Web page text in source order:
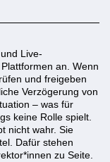
Live-
an. Wenn
und freigeben
Verzögerung von
– was für
keine Rolle spielt.
nicht wahr. Sie
Dafür stehen
zu Seite.